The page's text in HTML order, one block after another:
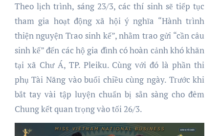
Theo lịch trình, sáng 23/3, các thí sinh sẽ tiếp tục
tham gia hoạt động xã hội ý nghĩa “Hành trình
thiện nguyện Trao sinh kế”, nhằm trao gửi “cần câu
sinh kế” đến các hộ gia đình có hoàn cảnh khó khăn
tại xã Chư Á, TP. Pleiku. Cùng với đó là phần thi
phụ Tài Năng vào buổi chiều cùng ngày. Trước khi
bắt tay vài tập luyện chuẩn bị sẵn sàng cho đêm
Chung kết quan trọng vào tối 26/3.